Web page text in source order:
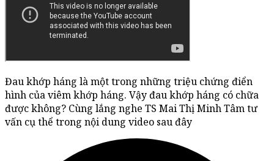
Đau khớp háng là một trong những triệu chứng điển
hình của viêm khớp háng. Vậy đau khớp háng có chữa
được không? Cùng lắng nghe TS Mai Thị Minh Tâm tư
vấn cụ thể trong nội dung video sau đây